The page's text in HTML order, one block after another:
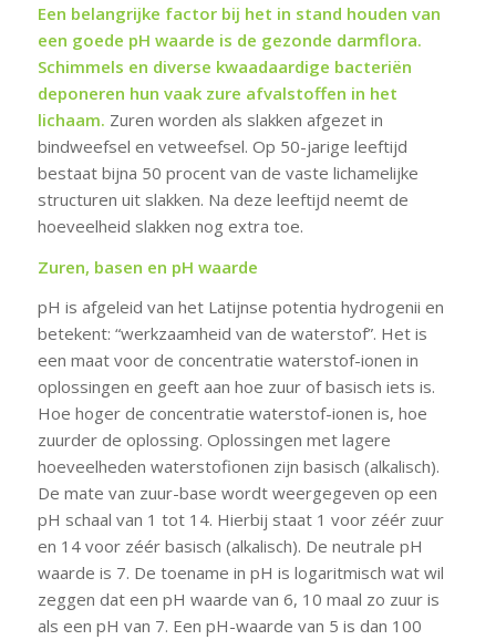
Een belangrijke factor bij het in stand houden van
een goede pH waarde is de gezonde darmflora.
Schimmels en diverse kwaadaardige bacteriën
deponeren hun vaak zure afvalstoffen in het
lichaam. Zuren worden als slakken afgezet in
bindweefsel en vetweefsel. Op 50-jarige leeftijd
bestaat bijna 50 procent van de vaste lichamelijke
structuren uit slakken. Na deze leeftijd neemt de
hoeveelheid slakken nog extra toe.
Zuren, basen en pH waarde
pH is afgeleid van het Latijnse potentia hydrogenii en
betekent: “werkzaamheid van de waterstof”. Het is
een maat voor de concentratie waterstof-ionen in
oplossingen en geeft aan hoe zuur of basisch iets is.
Hoe hoger de concentratie waterstof-ionen is, hoe
zuurder de oplossing. Oplossingen met lagere
hoeveelheden waterstofionen zijn basisch (alkalisch).
De mate van zuur-base wordt weergegeven op een
pH schaal van 1 tot 14. Hierbij staat 1 voor zéér zuur
en 14 voor zéér basisch (alkalisch). De neutrale pH
waarde is 7. De toename in pH is logaritmisch wat wil
zeggen dat een pH waarde van 6, 10 maal zo zuur is
als een pH van 7. Een pH-waarde van 5 is dan 100